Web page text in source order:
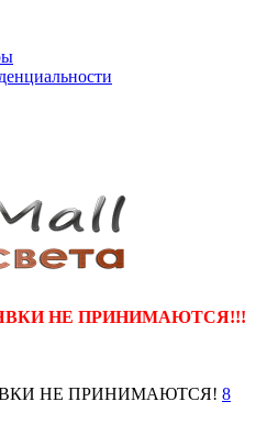
НЕ ПРИНИМАЮТСЯ!!!
НЕ ПРИНИМАЮТСЯ! 8